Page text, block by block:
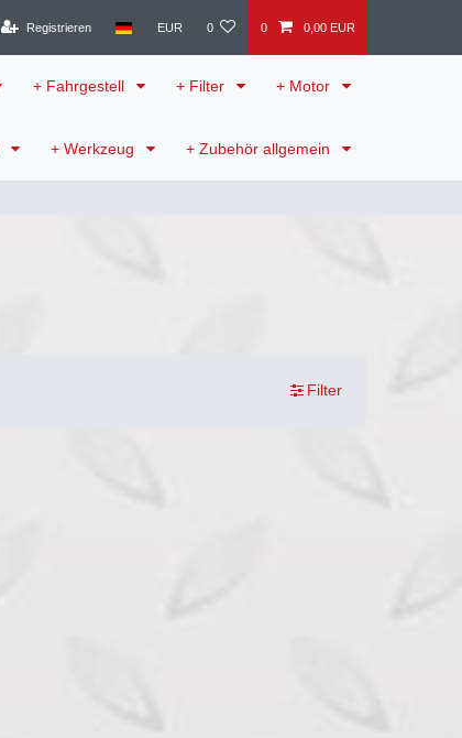
Registrieren EUR 0 0 0,00 EUR
+ Fahrgestell + Filter + Motor
+ Werkzeug + Zubehör allgemein
Filter